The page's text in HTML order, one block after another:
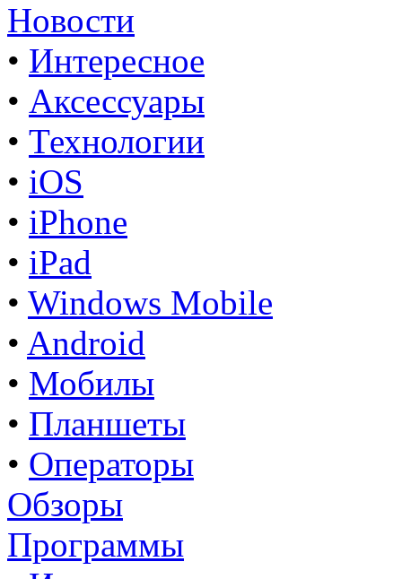
Новости
• Интересное
• Аксессуары
• Технологии
• iOS
• iPhone
• iPad
• Windows Mobile
• Android
• Мобилы
• Планшеты
• Операторы
Обзоры
Программы